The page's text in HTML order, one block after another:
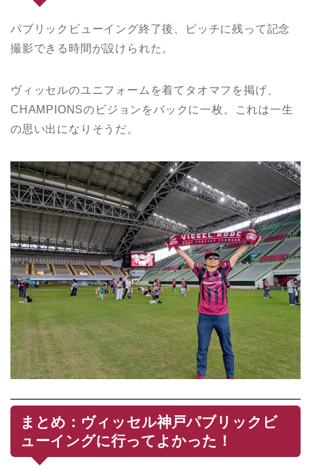
パブリックビューイング終了後、ピッチに残って記念
撮影できる時間が設けられた。
ヴィッセルのユニフォームを着てタオマフを掲げ、
CHAMPIONSのビジョンをバックに一枚。これは一生
の思い出になりそうだ。
まとめ：ヴィッセル神戸パブリックビ
ューイングに行ってよかった！